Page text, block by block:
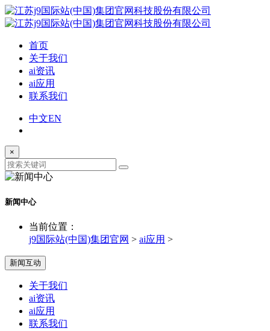
首页
关于我们
ai资讯
ai应用
联系我们
中文EN
×
新闻中心
当前位置：
j9国际站(中国)集团官网 > ai应用 >
新闻互动
关于我们
ai资讯
ai应用
联系我们